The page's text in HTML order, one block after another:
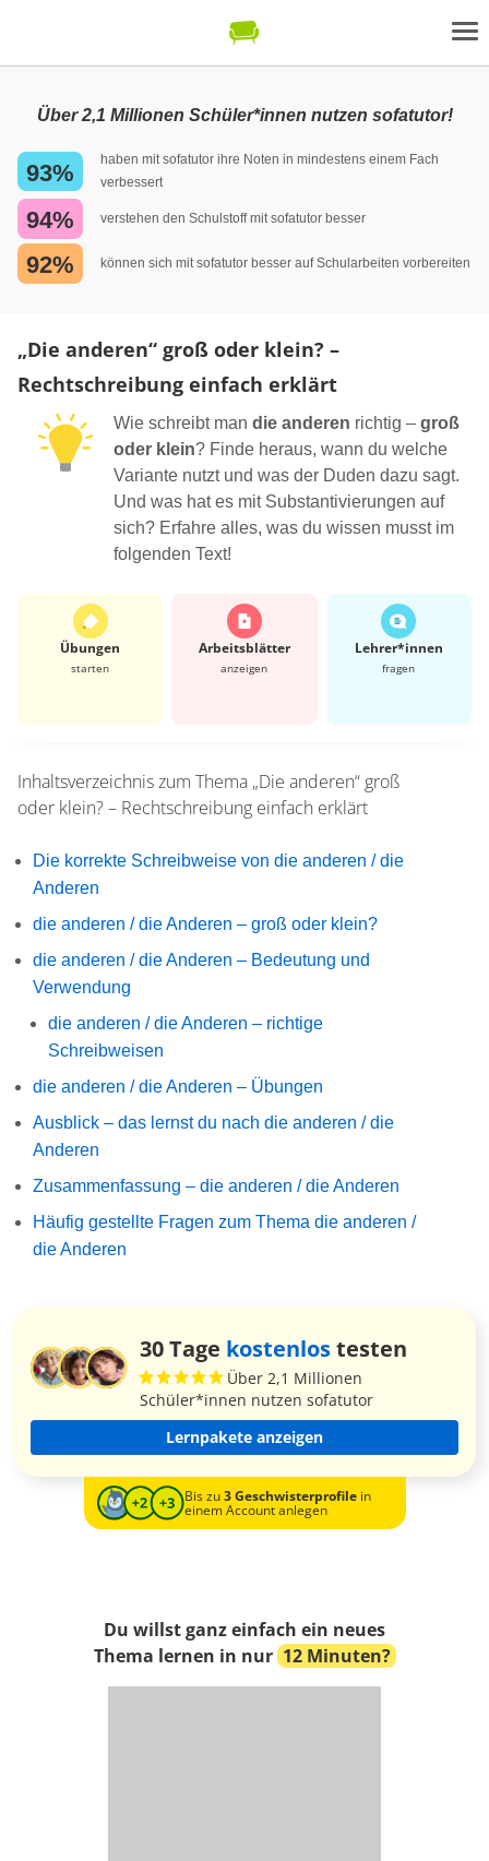
Über 2,1 Millionen Schüler*innen nutzen sofatutor!
93%
haben mit sofatutor ihre Noten in mindestens einem Fach
verbessert
94% verstehen den Schulstoff mit sofatutor besser
92% können sich mit sofatutor besser auf Schularbeiten vorbereiten
„Die anderen“ groß oder klein? –
Rechtschreibung einfach erklärt
Wie schreibt man die anderen richtig – groß
oder klein? Finde heraus, wann du welche
Variante nutzt und was der Duden dazu sagt.
Und was hat es mit Substantivierungen auf
sich? Erfahre alles, was du wissen musst im
folgenden Text!
Übungen
starten
Arbeits­blätter
anzeigen
Lehrer*​innen
fragen
Inhaltsverzeichnis zum Thema „Die anderen“ groß
oder klein? – Rechtschreibung einfach erklärt
Die korrekte Schreibweise von die anderen / die
Anderen
die anderen / die Anderen – groß oder klein?
die anderen / die Anderen – Bedeutung und
Verwendung
die anderen / die Anderen – richtige
Schreibweisen
die anderen / die Anderen – Übungen
Ausblick – das lernst du nach die anderen / die
Anderen
Zusammenfassung – die anderen / die Anderen
Häufig gestellte Fragen zum Thema die anderen /
die Anderen
30 Tage kostenlostesten
Über 2,1 Millionen
Schüler*innen nutzen sofatutor
Lernpakete anzeigen
Bis zu3 Geschwisterprofilein
einem Account anlegen
Du willst ganz einfach ein neues
Thema lernen in nur 12 Minuten?